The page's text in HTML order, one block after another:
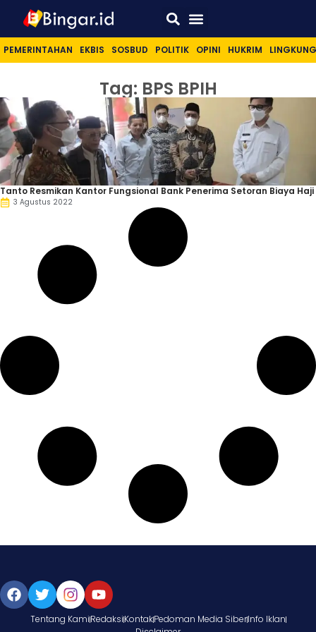
PEMERINTAHAN EKBIS SOSBUD POLITIK OPINI HUKRIM
Tag: BPS BPIH
Tanto Resmikan Kantor Fungsional Bank Penerima Setoran Biaya Haji
3 Agustus 2022
Tentang KamiRedaksiKontakPedoman Media SiberInfo Iklan